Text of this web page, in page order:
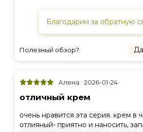
Благодарим за обратную
Полезный обзор?
Алена 2026-01-24
отличный крем
очень нравится эта серия. крем в
отлияный- приятно и наносить,